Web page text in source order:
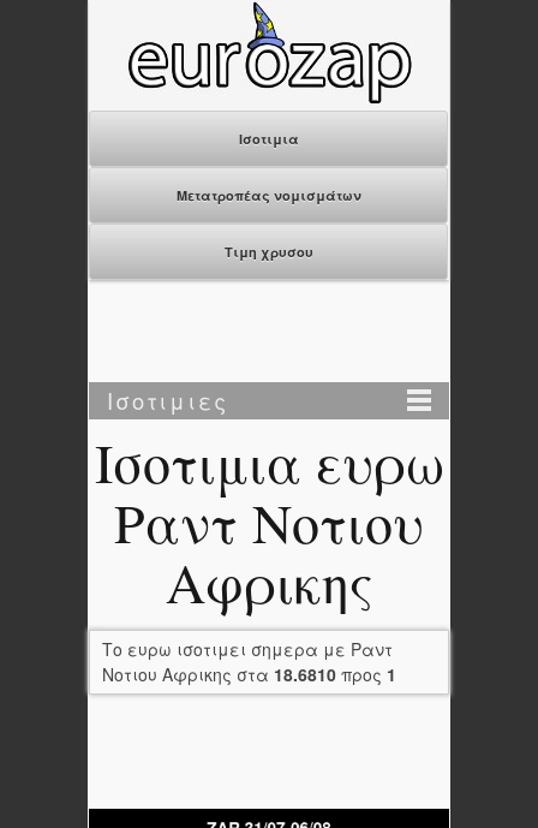
Ισοτιμια
Μετατροπέας νομισμάτων
Τιμη χρυσου
Ισοτιμιες
Ισοτιμια ευρω
Ραντ Νοτιου
Αφρικης
Το ευρω ισοτιμει σημερα με Ραντ
Νοτιου Αφρικης στα 18.6810 προς 1